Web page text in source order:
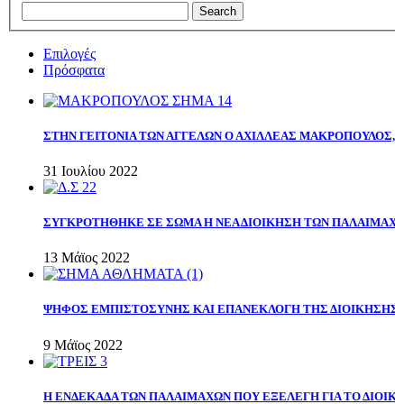
Επιλογές
Πρόσφατα
ΣΤΗΝ ΓΕΙΤΟΝΙΑ ΤΩΝ ΑΓΓΕΛΩΝ Ο ΑΧΙΛΛΕΑΣ
31 Ιουλίου 2022
ΣΥΓΚΡΟΤΗΘΗΚΕ ΣΕ ΣΩΜΑ Η ΝΕΑ ΔΙΟΙΚΗΣΗ ΤΩΝ
13 Μάϊος 2022
ΨΗΦΟΣ ΕΜΠΙΣΤΟΣΥΝΗΣ ΚΑΙ ΕΠΑΝΕΚΛΟΓΗ ΤΗΣ
9 Μάϊος 2022
Η ΕΝΔΕΚΑΔΑ ΤΩΝ ΠΑΛΑΙΜΑΧΩΝ ΠΟΥ ΕΞΕΛΕΓΗ ΓΙΑ ΤΟ